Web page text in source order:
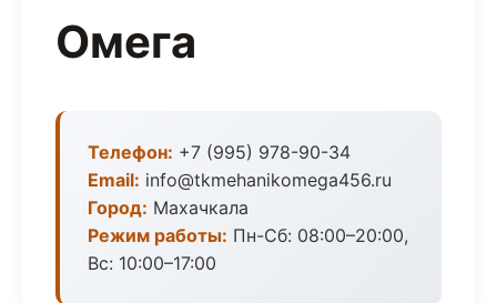
Омега
Телефон: +7 (995) 978-90-34
Email: info@tkmehanikomega456.ru
Город: Махачкала
Режим работы: Пн-Сб: 08:00–20:00,
Вс: 10:00–17:00